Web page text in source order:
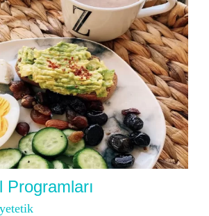
Programları